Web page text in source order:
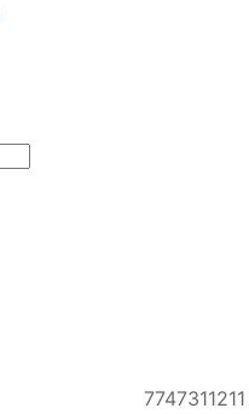
7747311211